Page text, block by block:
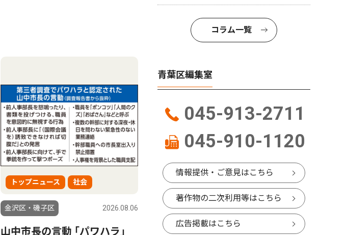
トップニュース 社会
金沢区・磯子区 2026.08.06
山中市長の言動 ｢パワハラ｣
コラム一覧
青葉区編集室
045-913-2711
045-910-1120
情報提供・ご意見はこちら
著作物の二次利用等はこちら
広告掲載はこちら